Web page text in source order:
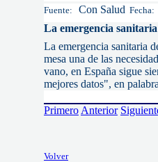
Fuente: Con Salud Fecha:
La emergencia
La emergencia sanitaria
mesa una de las
vano, en España sigue
mejores datos", en
Primero Anterior
Volver